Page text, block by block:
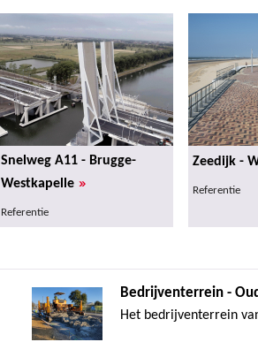
Snelweg A11 - Brugge-
Westkapelle »
Referentie
Zeedijk -
Referentie
Bedrijventerrein -
Het bedrijventerrein